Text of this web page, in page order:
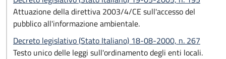
Attuazione della direttiva 2003/4/CE sull'accesso del
pubblico all'informazione ambientale.
Decreto legislativo (Stato Italiano) 18-08-2000, n. 267
Testo unico delle leggi sull'ordinamento degli enti locali.